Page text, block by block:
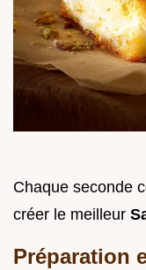
Chaque seconde
créer le meilleur
Préparation